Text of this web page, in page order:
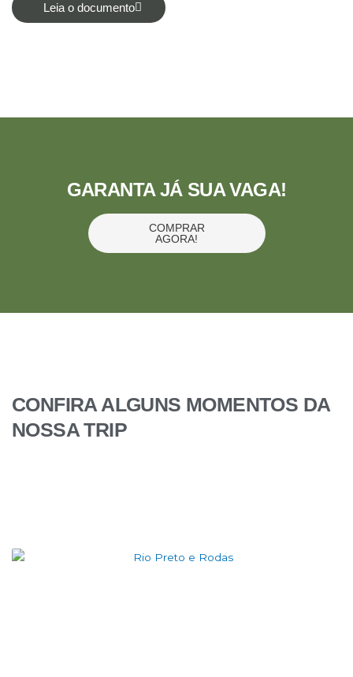
Leia o documento
GARANTA JÁ SUA VAGA!
COMPRAR
AGORA!
CONFIRA ALGUNS MOMENTOS DA
NOSSA TRIP